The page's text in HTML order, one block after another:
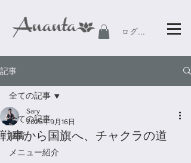
ログイン
記事
全ての記事
腸育
メニュー紹介
全ての記事
戦車から国旗へ、チャクラの道
Sary
2025年9月16日